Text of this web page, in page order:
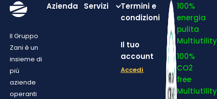
Il Gruppo
Zani è un
insieme di
più
aziende
operanti
Azienda Servizi
Termini e
condizioni
Il tuo
account
Accedi
100%
energia
pulita
Multiutility
100%
CO2
free
Multiutility